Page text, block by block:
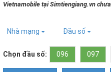
Vietnamobile tại Simtiengiang.vn
Nhà mạng Đầu số
Chọn đầu số: 096 097